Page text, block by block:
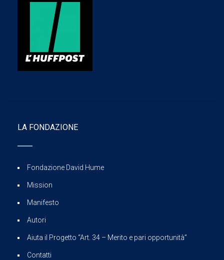
LA FONDAZIONE
Fondazione David Hume
Mission
Manifesto
Autori
Aiuta il Progetto “Art. 34 – Merito e pari opportunità”
Contatti